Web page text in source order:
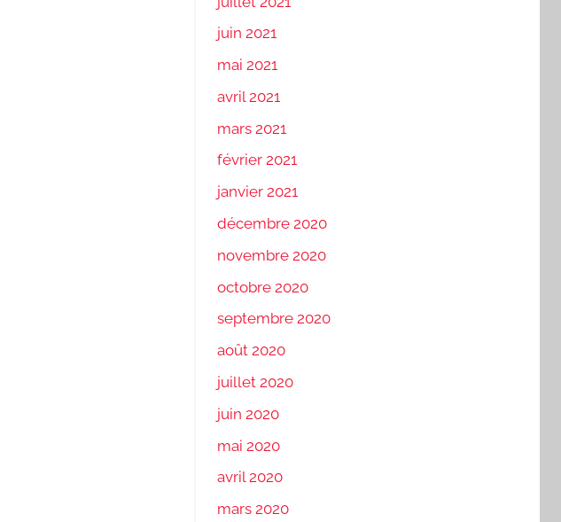
juin 2021
mai 2021
avril 2021
mars 2021
février 2021
janvier 2021
décembre 2020
novembre 2020
octobre 2020
septembre 2020
août 2020
juillet 2020
juin 2020
mai 2020
avril 2020
mars 2020